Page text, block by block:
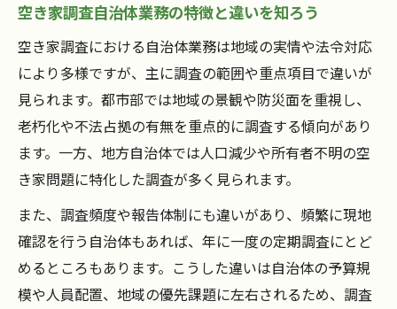
空き家調査自治体業務の特徴と違いを知ろう
空き家調査における自治体業務は地域の実情や法令対応
により多様ですが、主に調査の範囲や重点項目で違いが
見られます。都市部では地域の景観や防災面を重視し、
老朽化や不法占拠の有無を重点的に調査する傾向があり
ます。一方、地方自治体では人口減少や所有者不明の空
き家問題に特化した調査が多く見られます。
また、調査頻度や報告体制にも違いがあり、頻繁に現地
確認を行う自治体もあれば、年に一度の定期調査にとど
めるところもあります。こうした違いは自治体の予算規
模や人員配置、地域の優先課題に左右されるため、調査